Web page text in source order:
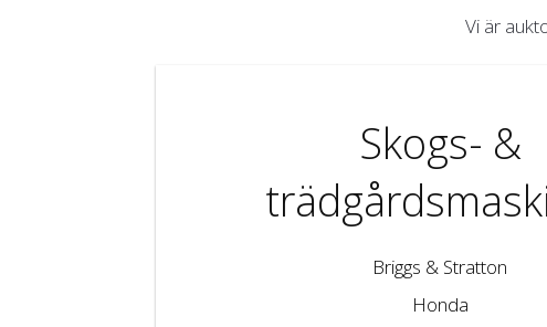
Vi är
Skogs- &
Briggs & Stratton
Honda